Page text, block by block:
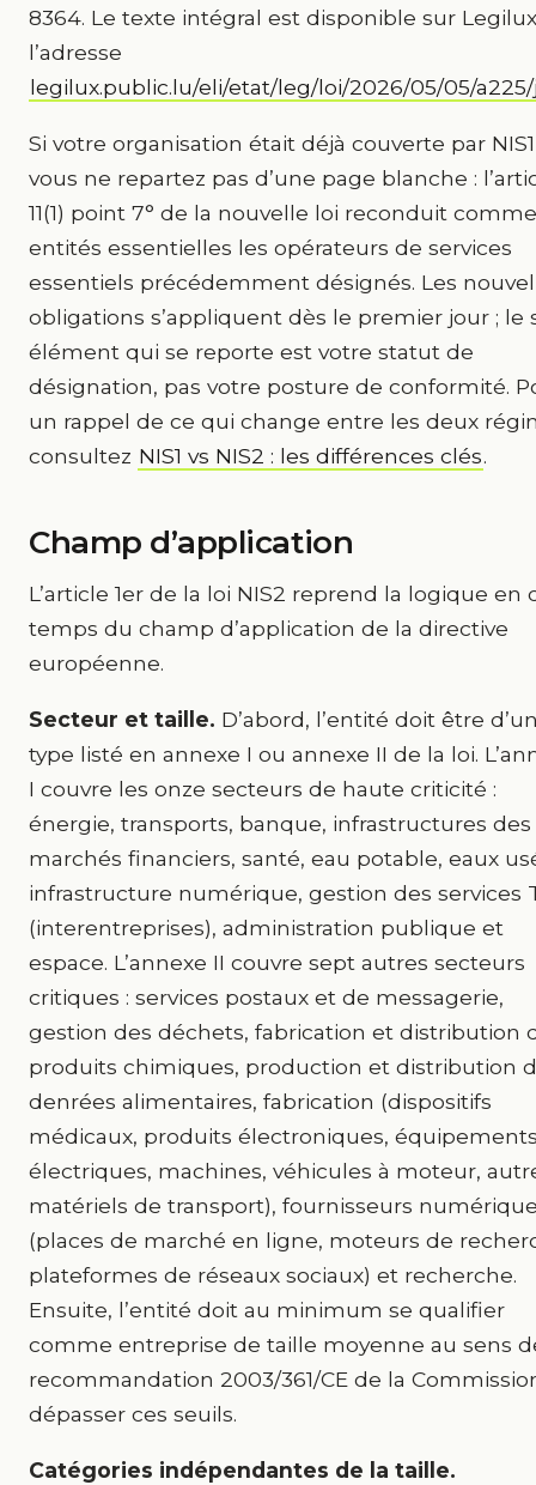
8364. Le texte intégral est disponible sur
l’adresse
legilux.public.lu/eli/etat/leg/loi/2026/05/05/
Si votre organisation était déjà couverte par
vous ne repartez pas d’une page blanche :
11(1) point 7° de la nouvelle loi reconduit comme
entités essentielles les opérateurs de services
essentiels précédemment désignés. Les
obligations s’appliquent dès le premier jour ; le
élément qui se reporte est votre statut de
désignation, pas votre posture de conformité.
un rappel de ce qui change entre les deux
consultez NIS1 vs NIS2 : les différences clés.
Champ d’application
L’article 1er de la loi NIS2 reprend la logique en
temps du champ d’application de la directive
européenne.
Secteur et taille. D’abord, l’entité doit être
type listé en annexe I ou annexe II de la loi.
I couvre les onze secteurs de haute criticité :
énergie, transports, banque, infrastructures des
marchés financiers, santé, eau potable, eaux
infrastructure numérique, gestion des services
(interentreprises), administration publique et
espace. L’annexe II couvre sept autres secteurs
critiques : services postaux et de messagerie,
gestion des déchets, fabrication et distribution
produits chimiques, production et distribution
denrées alimentaires, fabrication (dispositifs
médicaux, produits électroniques,
électriques, machines, véhicules à moteur,
matériels de transport), fournisseurs
(places de marché en ligne, moteurs de
plateformes de réseaux sociaux) et recherche.
Ensuite, l’entité doit au minimum se qualifier
comme entreprise de taille moyenne au sens
recommandation 2003/361/CE de la
dépasser ces seuils.
Catégories indépendantes de la taille.